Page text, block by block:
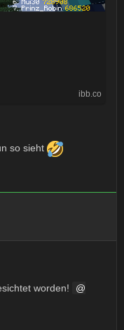
ibb.co
so sieht
worden!